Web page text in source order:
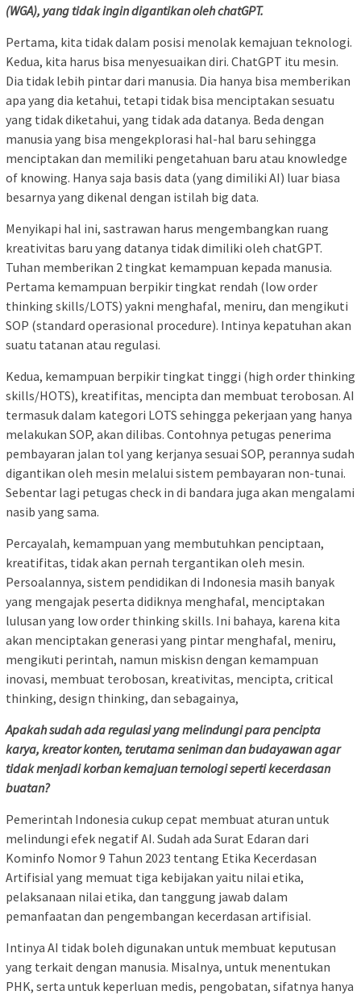
(WGA), yang tidak ingin digantikan oleh chatGPT.
Pertama, kita tidak dalam posisi menolak kemajuan teknologi.
Kedua, kita harus bisa menyesuaikan diri. ChatGPT itu mesin.
Dia tidak lebih pintar dari manusia. Dia hanya bisa memberikan
apa yang dia ketahui, tetapi tidak bisa menciptakan sesuatu
yang tidak diketahui, yang tidak ada datanya. Beda dengan
manusia yang bisa mengekplorasi hal-hal baru sehingga
menciptakan dan memiliki pengetahuan baru atau knowledge
of knowing. Hanya saja basis data (yang dimiliki AI) luar biasa
besarnya yang dikenal dengan istilah big data.
Menyikapi hal ini, sastrawan harus mengembangkan ruang
kreativitas baru yang datanya tidak dimiliki oleh chatGPT.
Tuhan memberikan 2 tingkat kemampuan kepada manusia.
Pertama kemampuan berpikir tingkat rendah (low order
thinking skills/LOTS) yakni menghafal, meniru, dan mengikuti
SOP (standard operasional procedure). Intinya kepatuhan akan
suatu tatanan atau regulasi.
Kedua, kemampuan berpikir tingkat tinggi (high order thinking
skills/HOTS), kreatifitas, mencipta dan membuat terobosan. AI
termasuk dalam kategori LOTS sehingga pekerjaan yang hanya
melakukan SOP, akan dilibas. Contohnya petugas penerima
pembayaran jalan tol yang kerjanya sesuai SOP, perannya sudah
digantikan oleh mesin melalui sistem pembayaran non-tunai.
Sebentar lagi petugas check in di bandara juga akan mengalami
nasib yang sama.
Percayalah, kemampuan yang membutuhkan penciptaan,
kreatifitas, tidak akan pernah tergantikan oleh mesin.
Persoalannya, sistem pendidikan di Indonesia masih banyak
yang mengajak peserta didiknya menghafal, menciptakan
lulusan yang low order thinking skills. Ini bahaya, karena kita
akan menciptakan generasi yang pintar menghafal, meniru,
mengikuti perintah, namun miskisn dengan kemampuan
inovasi, membuat terobosan, kreativitas, mencipta, critical
thinking, design thinking, dan sebagainya,
Apakah sudah ada regulasi yang melindungi para pencipta
karya, kreator konten, terutama seniman dan budayawan agar
tidak menjadi korban kemajuan ternologi seperti kecerdasan
buatan?
Pemerintah Indonesia cukup cepat membuat aturan untuk
melindungi efek negatif AI. Sudah ada Surat Edaran dari
Kominfo Nomor 9 Tahun 2023 tentang Etika Kecerdasan
Artifisial yang memuat tiga kebijakan yaitu nilai etika,
pelaksanaan nilai etika, dan tanggung jawab dalam
pemanfaatan dan pengembangan kecerdasan artifisial.
Intinya AI tidak boleh digunakan untuk membuat keputusan
yang terkait dengan manusia. Misalnya, untuk menentukan
PHK, serta untuk keperluan medis, pengobatan, sifatnya hanya